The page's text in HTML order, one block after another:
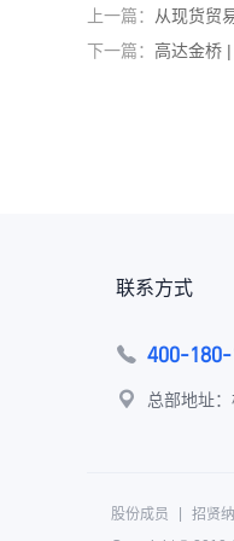
上一篇：
从现货贸
下一篇： 高达金桥
联系方式
 400-
 总部地址
股份成员 | 招贤